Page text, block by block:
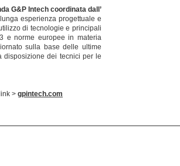
G&P Intech coordinata dall’
esperienza progettuale e
di tecnologie e principali
e norme europee in materia
sulla base delle ultime
disposizione dei tecnici per le
> gpintech.com